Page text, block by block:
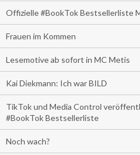
Offizielle #BookTok Bestsellerliste
Frauen im Kommen
Lesemotive ab sofort in MC Metis
Kai Diekmann: Ich war BILD
TikTok und Media Control
#BookTok Bestsellerliste
Noch wach?